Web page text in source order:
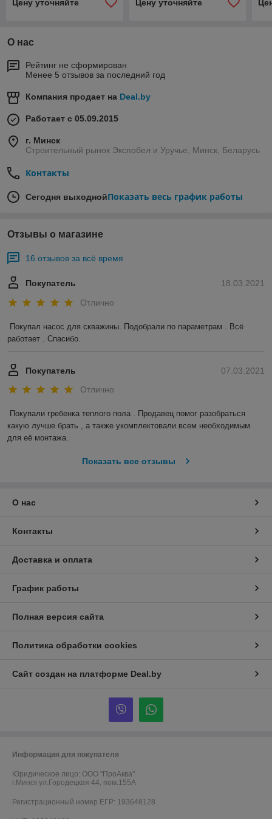
Цену уточняйте
Цену уточняйте
О нас
Рейтинг не сформирован
Менее 5 отзывов за последний год
Компания продает на Deal.by
Работает с 05.09.2015
г. Минск
Строительный рынок Экспобел и Уручье, Минск, Беларусь
Контакты
Сегодня выходнойПоказать весь график работы
Отзывы о магазине
16 отзывов за всё время
18.03.2021
Покупатель
Отлично
Покупал насос для скважины. Подобрали по параметрам . Всё
работает . Спасибо.
07.03.2021
Покупатель
Отлично
Покупали гребенка теплого пола . Продавец помог разобраться
какую лучше брать , а также укомплектовали всем необходимым
для её монтажа.
Показать все отзывы
О нас
Контакты
Доставка и оплата
График работы
Полная версия сайта
Политика обработки cookies
Сайт создан на платформе Deal.by
Информация для покупателя
Юридическое лицо: ООО "ПроАква"
г.Минск ул.Городецкая 44, пом.155А
Регистрационный номер ЕГР: 193648128